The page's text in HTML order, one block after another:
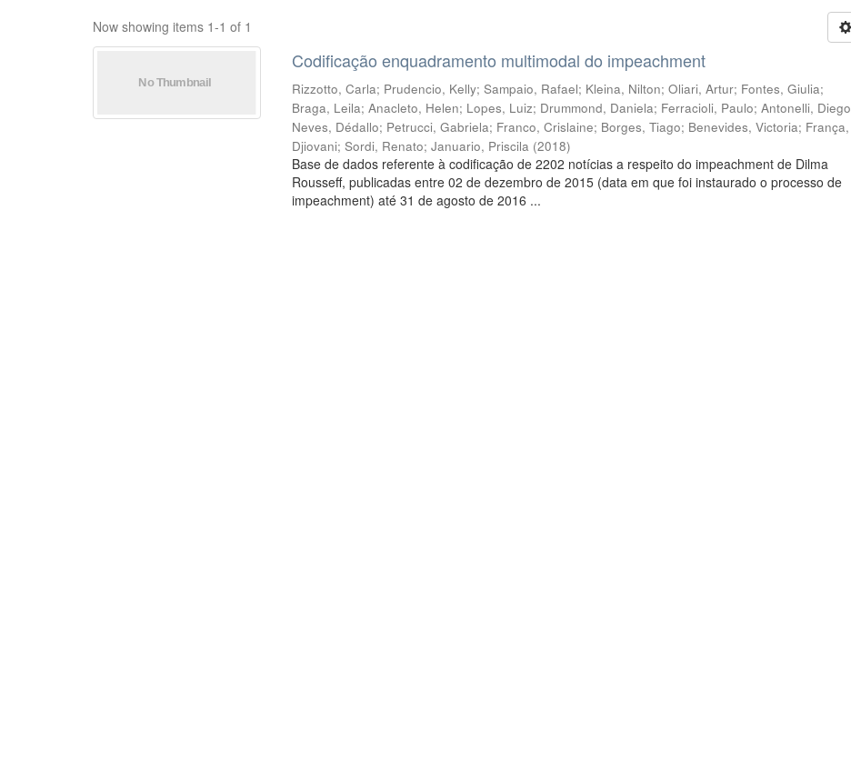
Now showing items 1-1 of 1
Codificação enquadramento multimodal do impeachment
Rizzotto, Carla; Prudencio, Kelly;Sampaio, Rafael; Kleina, Nilton;Oliari, Artur; Fontes, Giulia;
Braga, Leila;Anacleto, Helen; Lopes, Luiz; Drummond, Daniela; Ferracioli, Paulo;Antonelli, Diego
Neves, Dédallo; Petrucci, Gabriela; Franco, Crislaine; Borges, Tiago; Benevides, Victoria; França,
Djiovani;Sordi, Renato;Januario, Priscila (2018)
Base de dados referente à codificação de 2202 notícias a respeito do impeachment de Dilma
Rousseff, publicadas entre 02 de dezembro de 2015 (data em que foi instaurado o processo de
impeachment) até 31 de agosto de 2016 ...